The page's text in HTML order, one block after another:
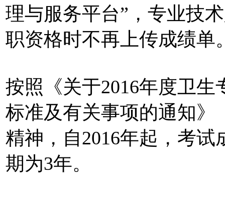
理与服务平台”，专业技
职资格时不再上传成绩单
按照《关于2016年度卫
标准及有关事项的通知》
精神，自2016年起，考
期为3年。